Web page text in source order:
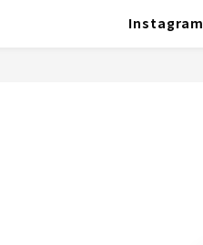
Instagram